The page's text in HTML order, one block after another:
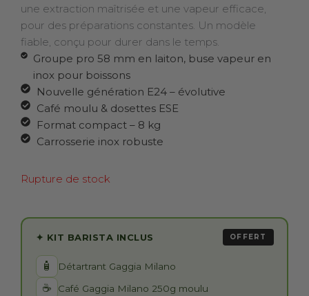
une extraction maîtrisée et une vapeur efficace,
pour des préparations constantes. Un modèle
fiable, conçu pour durer dans le temps.
Groupe pro 58 mm en laiton, buse vapeur en
inox pour boissons
Nouvelle génération E24 – évolutive
Café moulu & dosettes ESE
Format compact – 8 kg
Carrosserie inox robuste
Rupture de stock
✦ KIT BARISTA INCLUS OFFERT
🧴 Détartrant Gaggia Milano
☕ Café Gaggia Milano 250g moulu